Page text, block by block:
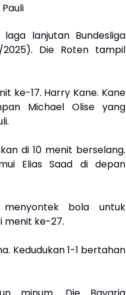
lanjutan Bundesliga
Die Roten tampil
ke-17. Harry Kane. Kane
Michael Olise yang
di 10 menit berselang.
Elias Saad di depan
bola untuk
menit ke-27.
Kedudukan 1-1 bertahan